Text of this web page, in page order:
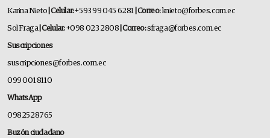
Karina Nieto | Celular:+593 99 045 6281 | Correo:knieto@forbes.com.ec
Sol Fraga| Celular:+098 023 2808 | Correo:sfraga@forbes.com.ec
Suscripciones
suscripciones@forbes.com.ec
099 001 8110
WhatsApp
0982528765
Buzón ciudadano